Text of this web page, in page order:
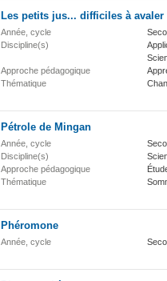
Les petits jus... difficiles à avaler
Année, cycle
Discipline(s)
Approche pédagogique
Thématique
Pétrole de Mingan
Année, cycle
Discipline(s)
Approche pédagogique
Thématique
Phéromone
Année, cycle